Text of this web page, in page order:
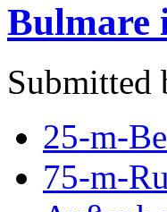
Bulmare
Submitted
25-m-
75-m-